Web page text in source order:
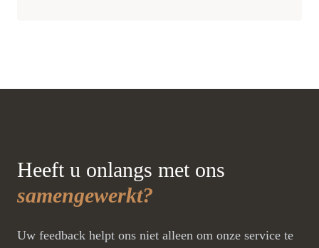
Heeft u onlangs met ons
samengewerkt?
Uw feedback helpt ons niet alleen om onze service te